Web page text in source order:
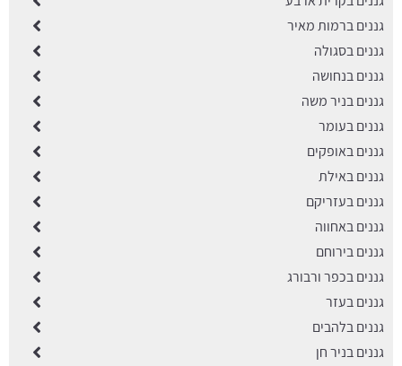
גננים ברמות מאיר
גננים בסגולה
גננים בנחושה
גננים בניר משה
גננים בעומר
גננים באופקים
גננים באילת
גננים בעזריקם
גננים באחווה
גננים בירוחם
גננים בכפר ורבורג
גננים בעזר
גננים בלהבים
גננים בניר חן